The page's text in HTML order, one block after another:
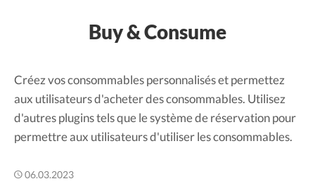
Buy & Consume
Créez vos consommables personnalisés et permettez
aux utilisateurs d'acheter des consommables. Utilisez
d'autres plugins tels que le système de réservation pour
permettre aux utilisateurs d'utiliser les consommables.
06.03.2023